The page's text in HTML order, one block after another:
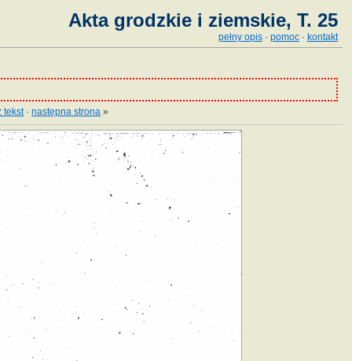
Akta grodzkie i ziemskie, T. 25
pełny opis · pomoc · kontakt
tekst·następna strona »